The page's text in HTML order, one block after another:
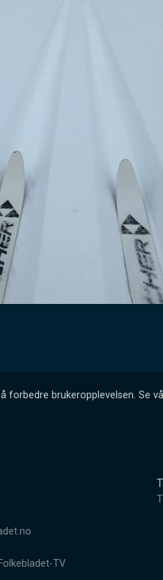
forbedre brukeropplevelsen. Se
TV